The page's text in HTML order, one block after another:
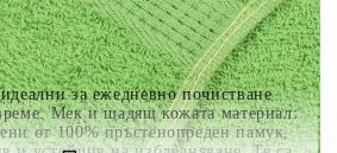
за ежедневно почистване
Мек и щадящ кожата материал:
от 100% пръстенопреден памук,